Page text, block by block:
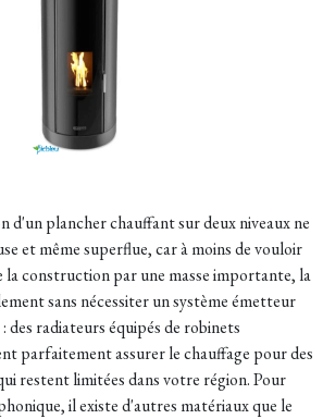
d'un plancher chauffant sur deux niveaux ne
et même superflue, car à moins de vouloir
la construction par une masse importante, la
sans nécessiter un système émetteur
des radiateurs équipés de robinets
parfaitement assurer le chauffage pour des
restent limitées dans votre région. Pour
il existe d'autres matériaux que le